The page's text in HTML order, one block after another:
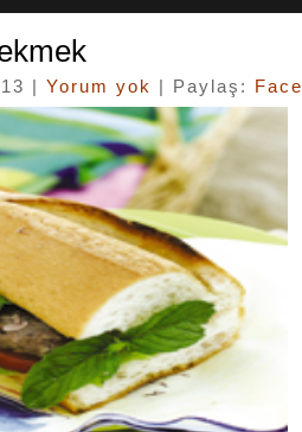
| Yorum yok | Paylaş: